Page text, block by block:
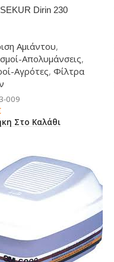
Dirin 230
Αμιάντου,
Απολυμάνσεις,
Αγρότες, Φίλτρα
009
Στο Καλάθι